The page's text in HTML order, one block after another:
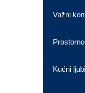
Važni
Kućni